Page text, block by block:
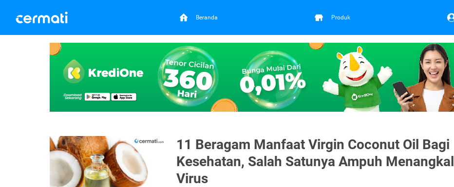
Beranda Produk
11 Beragam Manfaat Virgin Coconut Oil Bagi
Kesehatan, Salah Satunya Ampuh Menangkal
Virus